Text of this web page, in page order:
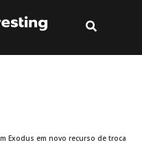
Exodus em novo recurso de troca